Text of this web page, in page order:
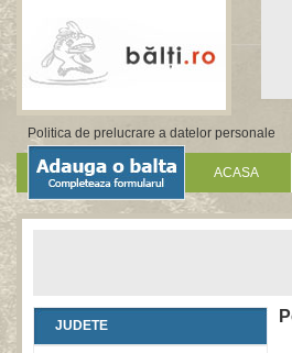
Politica de prelucrare a datelor personale
ACASA
JUDETE